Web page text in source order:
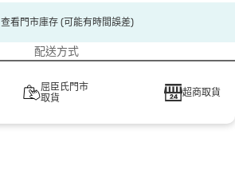
查看門市庫存 (可能有時間誤差)
配送方式
屈臣氏門市
取貨
超商取貨